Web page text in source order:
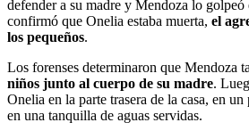
defender a su madre y Mendoza lo golpeó
confirmó que Onelia estaba muerta, el
los pequeños.
Los forenses determinaron que Mendoza
niños junto al cuerpo de su madre.
Onelia en la parte trasera de la casa, en
en una tanquilla de aguas servidas.